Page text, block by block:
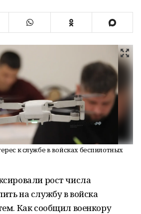
к службе в войсках беспилотных
рост числа
на службу в войска
Как сообщил военкору